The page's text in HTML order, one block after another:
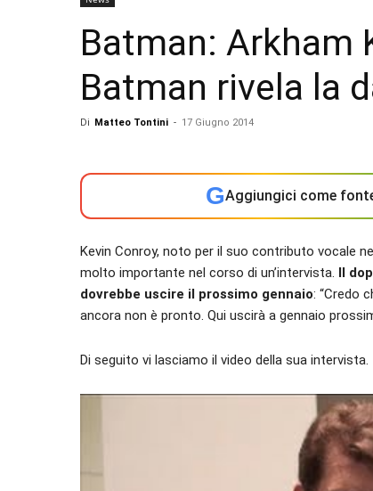
Batman: Arkham
Batman rivela la
Di Matteo Tontini - 17 Giugno 2014
GAggiungici come
Kevin Conroy, noto per il suo contributo vocale
molto importante nel corso di un’intervista. Il
dovrebbe uscire il prossimo gennaio: “Credo
ancora non è pronto. Qui uscirà a gennaio
Di seguito vi lasciamo il video della sua intervista.